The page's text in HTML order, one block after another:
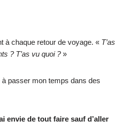
à chaque retour de voyage. « T’as
? T’as vu quoi ?»
à passer mon temps dans des
envie de tout faire sauf d’aller